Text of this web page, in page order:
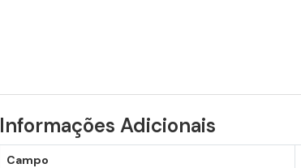
Informações Adicionais
Campo